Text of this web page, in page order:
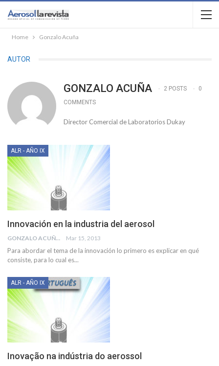
Home Gonzalo Acuña
AUTOR
GONZALO ACUÑA 2 POSTS
0
COMMENTS
Director Comercial de Laboratorios Dukay
ALR - AÑO IX
Innovación en la industria del aerosol
GONZALO ACUÑA Mar 15, 2013
Para abordar el tema de la innovación lo primero es explicar en qué
consiste, para lo cual es...
ALR - AÑO IX
Inovação na indústria do aerossol